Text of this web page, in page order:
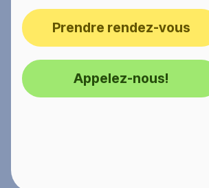
Prendre rendez-vous
Appelez-nous!